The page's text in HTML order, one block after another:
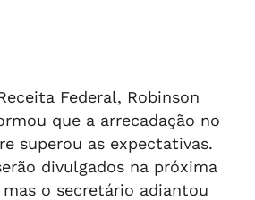
Federal, Robinson
que a arrecadação no
superou as expectativas.
divulgados na próxima
o secretário adiantou